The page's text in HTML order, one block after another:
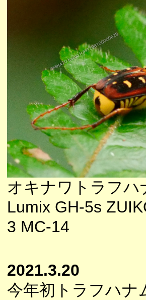
オキナワトラフハ
Lumix GH-5s
3 MC-14
2021.3.20
今年初トラフハナ